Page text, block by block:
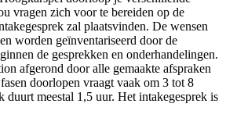
vragen zich voor te bereiden op de
zal plaatsvinden. De wensen
worden geïnventariseerd door de
de gesprekken en onderhandelingen.
afgerond door alle gemaakte afspraken
doorlopen vraagt vaak om 3 tot 8
duurt meestal 1,5 uur. Het intakegesprek is